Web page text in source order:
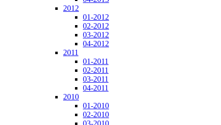
2012
01-2012
02-2012
03-2012
04-2012
2011
01-2011
02-2011
03-2011
04-2011
2010
01-2010
02-2010
03-2010